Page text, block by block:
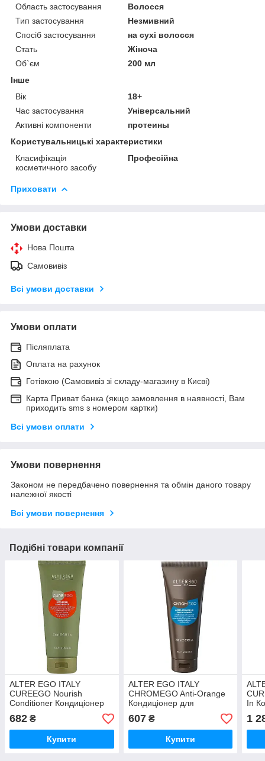
Область застосування
Волосся
Тип застосування
Незмивний
Спосіб застосування
на сухі волосся
Стать
Жіноча
Об`єм
200 мл
Інше
Вік
18+
Час застосування
Універсальний
Активні компоненти
протеины
Користувальницькі характеристики
Класифікація
косметичного засобу
Професійна
Приховати
Умови доставки
Нова Пошта
Самовивіз
Всі умови доставки
Умови оплати
Післяплата
Оплата на рахунок
Готівкою (Самовивіз зі складу-магазину в Києві)
Карта Приват банка (якщо замовлення в наявності, Вам
приходить sms з номером картки)
Всі умови оплати
Умови повернення
Законом не передбачено повернення та обмін даного товару
належної якості
Всі умови повернення
Подібні товари компанії
ALTER EGO ITALY
CUREEGO Nourish
Conditioner Кондиціонер
для волосся насичений
живильний, 200 мл
682 ₴
Купити
ALTER EGO ITALY
CHROMEGO Anti-Orange
Кондиціонер для
нейтралізації
помаранчевого кольору,
200 мл (Оригінал)
607₴
Купити
In
1